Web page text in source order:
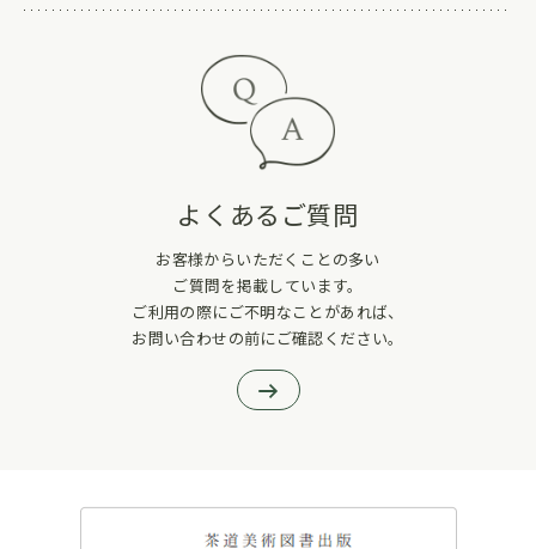
よくあるご質問
お客様からいただくことの多い
ご質問を掲載しています。
ご利用の際にご不明なことがあれば、
お問い合わせの前にご確認ください。